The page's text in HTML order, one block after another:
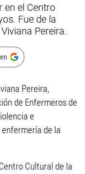
en el Centro
Fue de la
Pereira.
Pereira,
de Enfermeros de
e
de la
Cultural de la